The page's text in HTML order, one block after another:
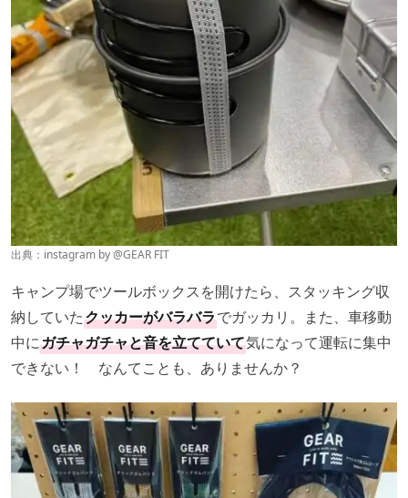
出典：instagram by @GEAR FIT
キャンプ場でツールボックスを開けたら、スタッキング収
納していたクッカーがバラバラでガッカリ。また、車移動
中にガチャガチャと音を立てていて気になって運転に集中
できない！ なんてことも、ありませんか？